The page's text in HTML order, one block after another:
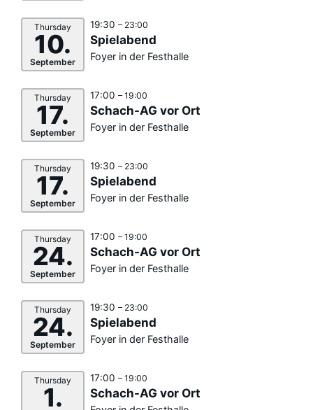
Thursday
10.
September
19:30 – 23:00
Spielabend
Foyer in der Festhalle
Thursday
17.
September
17:00 – 19:00
Schach-AG vor Ort
Foyer in der Festhalle
Thursday
17.
September
19:30 – 23:00
Spielabend
Foyer in der Festhalle
Thursday
24.
September
17:00 – 19:00
Schach-AG vor Ort
Foyer in der Festhalle
Thursday
24.
September
19:30 – 23:00
Spielabend
Foyer in der Festhalle
Thursday
1.
17:00 – 19:00
Schach-AG vor Ort